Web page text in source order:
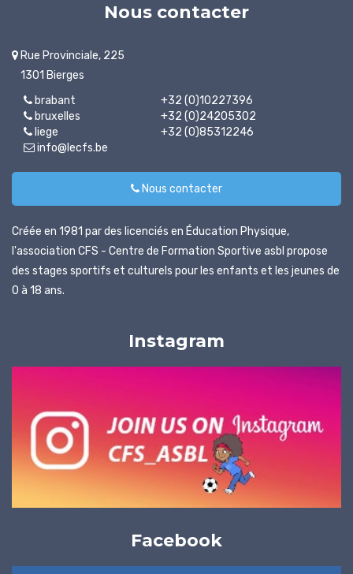
Nous contacter
Rue Provinciale, 225
1301 Bierges
brabant
+32 (0)10227396
bruxelles
+32 (0)24205302
liege
+32 (0)85312246
info@lecfs.be
Nous contacter
Créée en 1981 par des licenciés en Éducation Physique,
l'association CFS - Centre de Formation Sportive asbl propose
des stages sportifs et culturels pour les enfants et les jeunes de
0 à 18 ans.
Instagram
Facebook